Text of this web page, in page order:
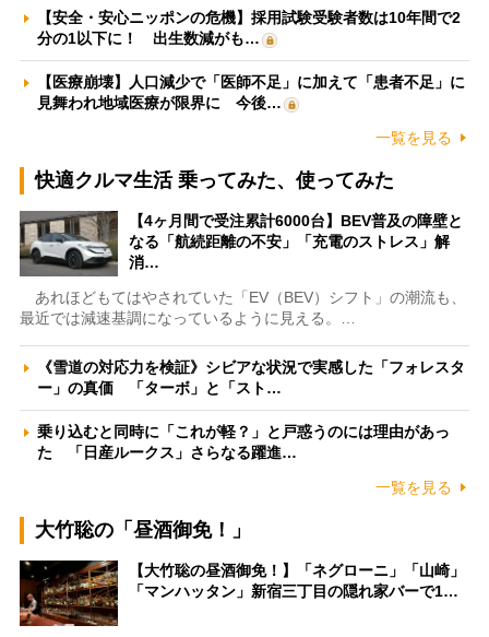
【安全・安心ニッポンの危機】採用試験受験者数は10年間で2
分の1以下に！ 出生数減がも…
【医療崩壊】人口減少で「医師不足」に加えて「患者不足」に
見舞われ地域医療が限界に 今後…
一覧を見る
快適クルマ生活 乗ってみた、使ってみた
【4ヶ月間で受注累計6000台】BEV普及の障壁と
なる「航続距離の不安」「充電のストレス」解
消…
あれほどもてはやされていた「EV（BEV）シフト」の潮流も、
最近では減速基調になっているように見える。…
《雪道の対応力を検証》シビアな状況で実感した「フォレスタ
ー」の真価 「ターボ」と「スト…
乗り込むと同時に「これが軽？」と戸惑うのには理由があっ
た 「日産ルークス」さらなる躍進…
一覧を見る
大竹聡の「昼酒御免！」
【大竹聡の昼酒御免！】「ネグローニ」「山崎」
「マンハッタン」新宿三丁目の隠れ家バーで1…